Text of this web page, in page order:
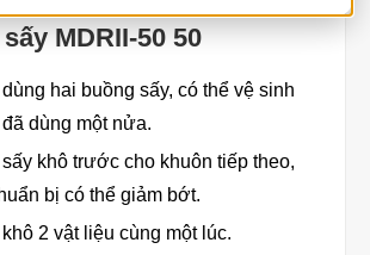
MDRII-50 50
hai buồng sấy, có thể vệ sinh
dùng một nửa.
khô trước cho khuôn tiếp theo,
bị có thể giảm bớt.
2 vật liệu cùng một lúc.